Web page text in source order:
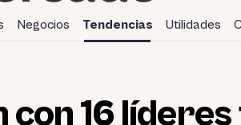
Negocios Tendencias Utilidades
16